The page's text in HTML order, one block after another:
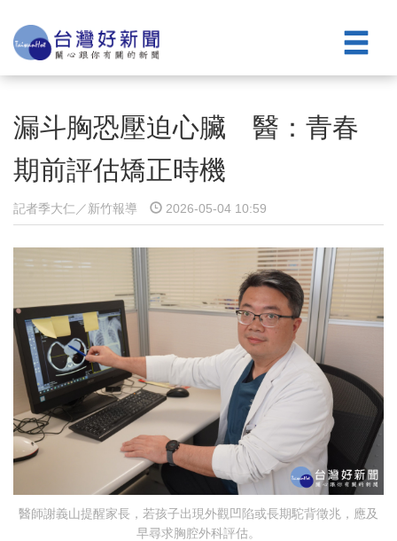
漏斗胸恐壓迫心臟 醫：青春
期前評估矯正時機
記者季大仁／新竹報導 2026-05-04 10:59
醫師謝義山提醒家長，若孩子出現外觀凹陷或長期駝背徵兆，應及
早尋求胸腔外科評估。